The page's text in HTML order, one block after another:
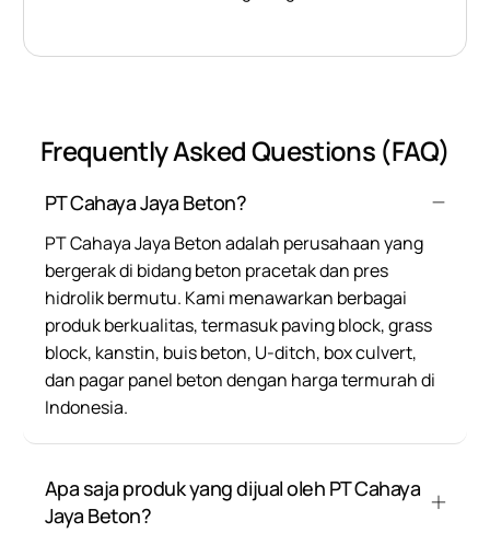
Frequently Asked Questions (FAQ)
PT Cahaya Jaya Beton?
PT Cahaya Jaya Beton adalah perusahaan yang
bergerak di bidang beton pracetak dan pres
hidrolik bermutu. Kami menawarkan berbagai
produk berkualitas, termasuk paving block, grass
block, kanstin, buis beton, U-ditch, box culvert,
dan pagar panel beton dengan harga termurah di
Indonesia.
Apa saja produk yang dijual oleh PT Cahaya
Jaya Beton?